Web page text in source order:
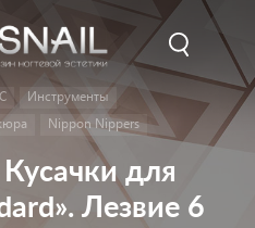
Инструменты
Nippon Nippers
для
Лезвие 6